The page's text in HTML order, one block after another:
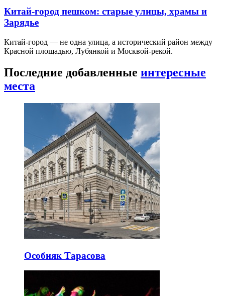
Китай-город пешком: старые улицы, храмы и
Зарядье
Китай-город — не одна улица, а исторический район между
Красной площадью, Лубянкой и Москвой-рекой.
Последние добавленные интересные
места
Особняк Тарасова